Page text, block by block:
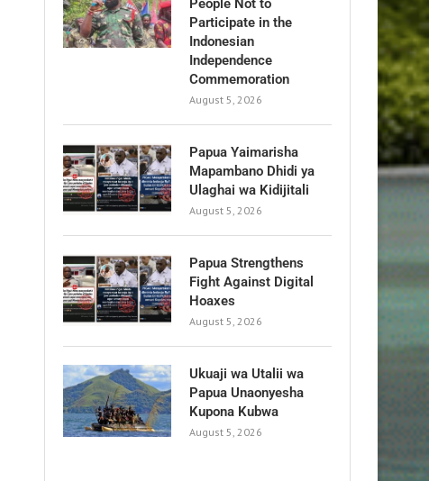
People Not to
Participate in the
Indonesian
Independence
Commemoration
August 5, 2026
Papua Yaimarisha
Mapambano Dhidi ya
Ulaghai wa Kidijitali
August 5, 2026
Papua Strengthens
Fight Against Digital
Hoaxes
August 5, 2026
Ukuaji wa Utalii wa
Papua Unaonyesha
Kupona Kubwa
August 5, 2026